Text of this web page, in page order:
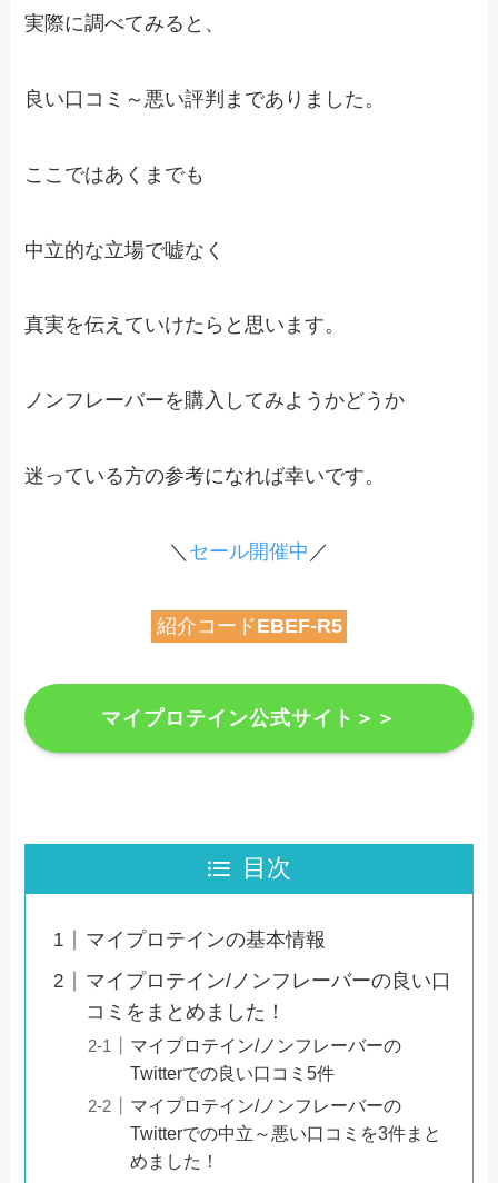
実際に調べてみると、
良い口コミ～悪い評判までありました。
ここではあくまでも
中立的な立場で嘘なく
真実を伝えていけたらと思います。
ノンフレーバーを購入してみようかどうか
迷っている方の参考になれば幸いです。
＼ セール開催中 ／
紹介コードEBEF-R5
マイプロテイン公式サイト＞＞
目次
マイプロテインの基本情報
マイプロテイン/ノンフレーバーの良い口
コミをまとめました！
マイプロテイン/ノンフレーバーの
Twitterでの良い口コミ5件
マイプロテイン/ノンフレーバーの
Twitterでの中立～悪い口コミを3件まと
めました！